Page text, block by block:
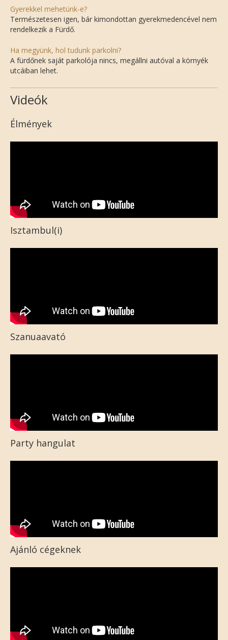
Gyerekkel mehetünk-e?
Természetesen igen, bár kimondottan gyerekmedencével nem
rendelkezik a Fürdő.
Ha megyünk, hol tudunk parkolni?
A fürdőnek saját parkolója nincs, megállni autóval a környék
utcáiban lehet.
Videók
Élmények
Isztambul(i)
Szanuaavató
Party hangulat
Ajánló cégeknek